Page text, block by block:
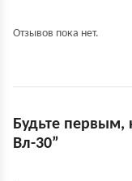
Отзывов пока нет.
Будьте первым,
Вл-30”